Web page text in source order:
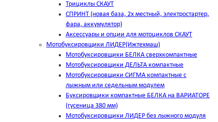
Трициклы СКАУТ
СПРИНТ (новая база, 2х местный, электростартер,
фара, аккумулятор)
Аксессуары и опции для мотоциклов СКАУТ
Мотобуксировщики ЛИДЕР(Ижтехмаш)
Мотобуксировщики БЕЛКА сверхкомпактные
Мотобуксировщики ДЕЛЬТА компактные
Мотобуксировщики СИГМА компактные с
лыжным или седельным модулем
Буксировщики компактные БЕЛКА на ВАРИАТОРЕ
(гусеница 380 мм)
Мотобуксировщики ЛИДЕР без лыжного модуля